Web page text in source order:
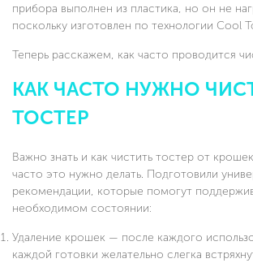
прибора выполнен из пластика, но он не
поскольку изготовлен по технологии Cool
Теперь расскажем, как часто проводится
КАК ЧАСТО НУЖНО
ТОСТЕР
Важно знать и как чистить тостер от
часто это нужно делать. Подготовили
рекомендации, которые помогут
необходимом состоянии:
Удаление крошек — после каждого
каждой готовки желательно слегка